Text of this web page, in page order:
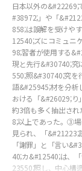
日本以外の&#22269;
#38972;」や「
858;は誤解を受けや
12540;ズにコミュニ
98;習者が使用する
現と先行&#30740;究
550;照&#30740;究を
語&#25945;材を分
おける「&#26029;り
約3倍も多く抽出さ
8;以上であった。③
見られ、「&#21223;
「謝罪」と「言い
40;カ&#12540;は、
23550;照し、中心構